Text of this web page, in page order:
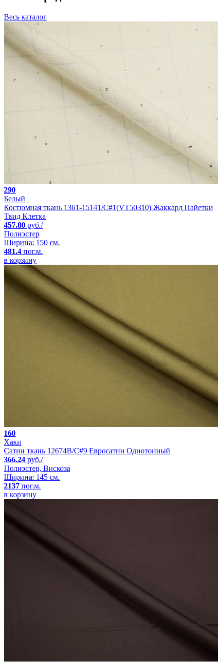
Весь каталог
290
Белый
Костюмная ткань 1361-15141/C#1(VT50310) Жаккард Пайетки
Твид Клетка
457.80 руб./
Полиэстер
Ширина: 150 см.
481.4 пог.м.
в корзину
160
Хаки
Сатин ткань 12674B/C#9 Евросатин Однотонный
366.24 руб./
Полиэстер, Вискоза
Ширина: 145 см.
2137 пог.м.
в корзину